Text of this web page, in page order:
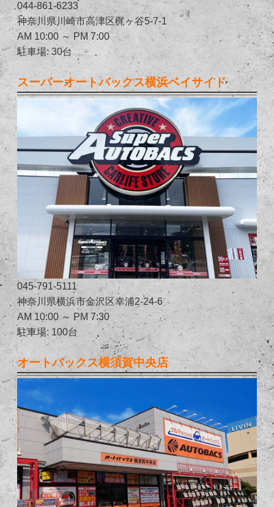
044-861-6233
神奈川県川崎市高津区梶ヶ谷5-7-1
AM 10:00 ～ PM 7:00
駐車場: 30台
スーパーオートバックス横浜ベイサイド
045-791-5111
神奈川県横浜市金沢区幸浦2-24-6
AM 10:00 ～ PM 7:30
駐車場: 100台
オートバックス横須賀中央店